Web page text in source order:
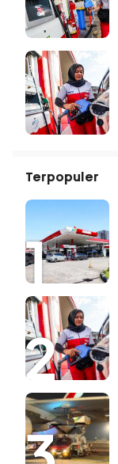
Terpopuler